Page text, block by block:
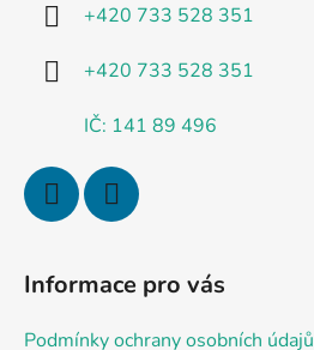
+420 733 528 351
+420 733 528 351
IČ: 141 89 496
Informace pro vás
Podmínky ochrany osobních údajů